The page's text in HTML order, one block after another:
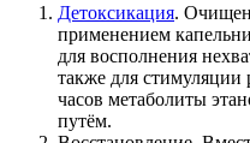
Детоксикация.
применением
для восполнения
также для стимуляции
часов метаболиты
путём.